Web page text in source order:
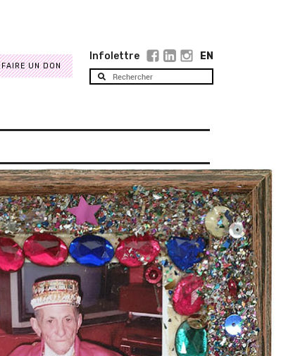
FAIRE UN DON
Infolettre EN